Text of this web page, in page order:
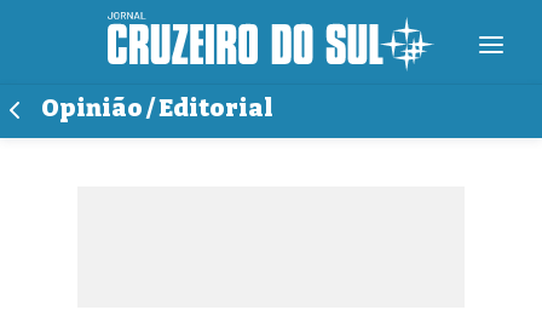
Opinião / Editorial